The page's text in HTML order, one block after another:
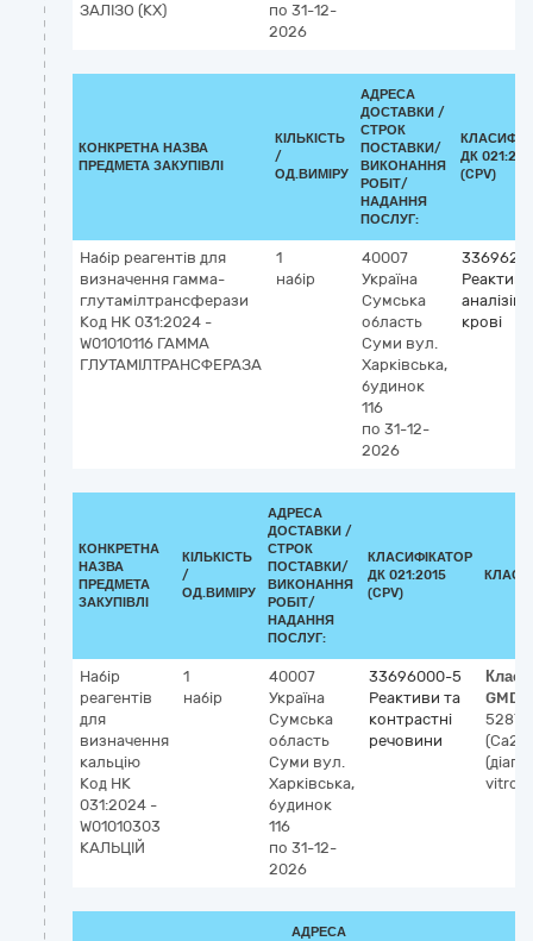
ЗАЛІЗО (КХ)
по 31-12-
2026
КОНКРЕТНА НАЗВА
ПРЕДМЕТА ЗАКУПІВЛІ
КІЛЬКІСТЬ
/
ОД.ВИМІРУ
АДРЕСА
ДОСТАВКИ /
СТРОК
ПОСТАВКИ/
ВИКОНАННЯ
РОБІТ/
НАДАННЯ
ПОСЛУГ:
ДК
(CPV)
Набір реагентів для
визначення гамма-
глутамілтрансферази
Код НК 031:2024 -
W01010116 ГАММА
ГЛУТАМІЛТРАНСФЕРАЗА
1
набір
40007
Україна
Сумська
область
Суми вул.
Харківська,
будинок
116
по 31-12-
2026
аналізів
крові
КОНКРЕТНА
НАЗВА
ПРЕДМЕТА
ЗАКУПІВЛІ
КІЛЬКІСТЬ
/
ОД.ВИМІРУ
АДРЕСА
ДОСТАВКИ /
СТРОК
ПОСТАВКИ/
ВИКОНАННЯ
РОБІТ/
НАДАННЯ
ПОСЛУГ:
КЛАСИФІКАТОР
ДК 021:2015
(CPV)
Набір
реагентів
для
визначення
кальцію
Код НК
031:2024 -
W01010303
КАЛЬЦІЙ
1
набір
40007
Україна
Сумська
область
Суми вул.
Харківська,
будинок
116
по 31-12-
2026
33696000-5
Реактиви та
контрастні
речовини
52875
vitro),
АДРЕСА